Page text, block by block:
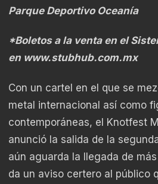
Parque Deportivo Oceanía
*Boletos a la venta en el
en www.stubhub.com.mx
Con un cartel en el que se
metal internacional así como
contemporáneas, el Knotfest
anunció la salida de la
aún aguarda la llegada de
da un aviso certero al público